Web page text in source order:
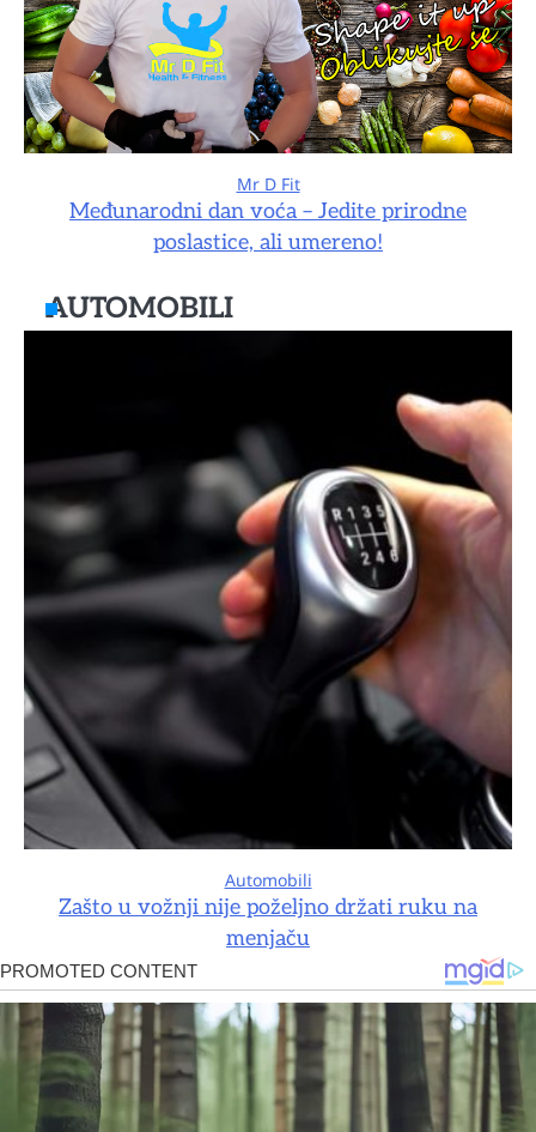
Mr D Fit
Međunarodni dan voća – Jedite prirodne
poslastice, ali umereno!
AUTOMOBILI
Automobili
Zašto u vožnji nije poželjno držati ruku na
menjaču